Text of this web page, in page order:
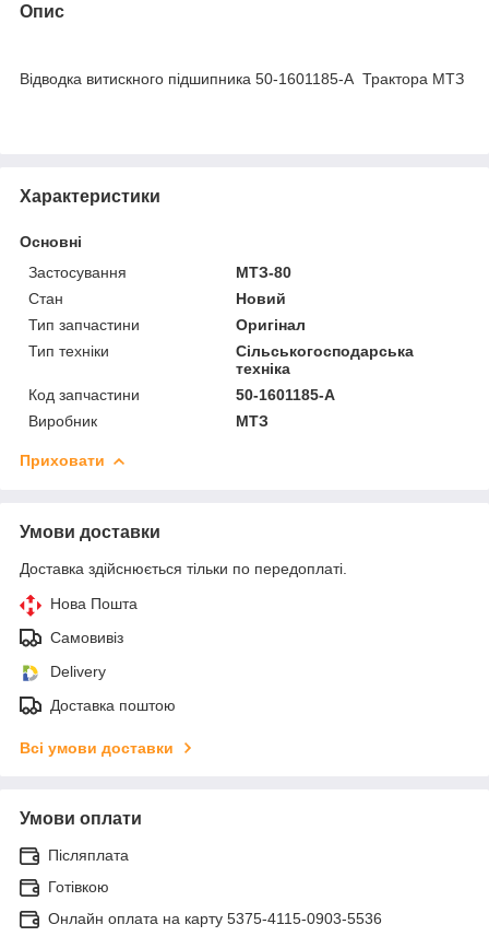
Опис
Відводка витискного підшипника 50-1601185-А Трактора МТЗ
Характеристики
Основні
Застосування
МТЗ-80
Стан
Новий
Тип запчастини
Оригінал
Тип техніки
Сільськогосподарська
техніка
Код запчастини
50-1601185-А
Виробник
МТЗ
Приховати
Умови доставки
Доставка здійснюється тільки по передоплаті.
Нова Пошта
Самовивіз
Delivery
Доставка поштою
Всі умови доставки
Умови оплати
Післяплата
Готівкою
Онлайн оплата на карту 5375-4115-0903-5536